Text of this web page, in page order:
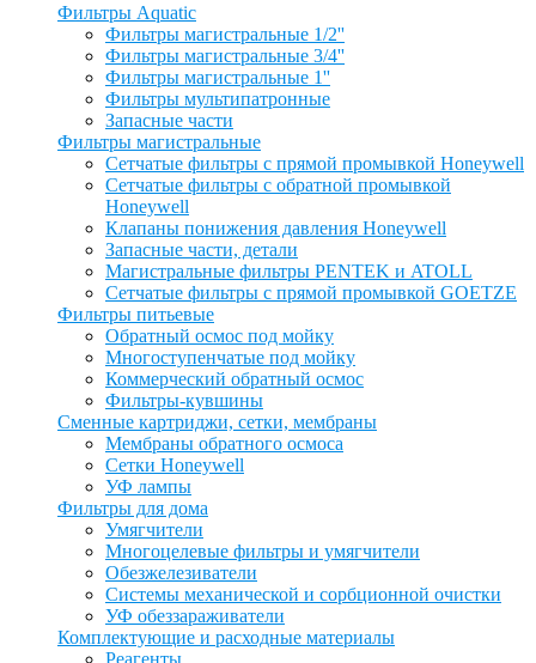
Фильтры Aquatic
Фильтры магистральные 1/2''
Фильтры магистральные 3/4''
Фильтры магистральные 1''
Фильтры мультипатронные
Запасные части
Фильтры магистральные
Сетчатые фильтры с прямой промывкой Honeywell
Сетчатые фильтры с обратной промывкой
Honeywell
Клапаны понижения давления Honeywell
Запасные части, детали
Магистральные фильтры PENTEK и ATOLL
Сетчатые фильтры с прямой промывкой GOETZE
Фильтры питьевые
Обратный осмос под мойку
Многоступенчатые под мойку
Коммерческий обратный осмос
Фильтры-кувшины
Сменные картриджи, сетки, мембраны
Мембраны обратного осмоса
Сетки Honeywell
УФ лампы
Фильтры для дома
Умягчители
Многоцелевые фильтры и умягчители
Обезжелезиватели
Системы механической и сорбционной очистки
УФ обеззараживатели
Комплектующие и расходные материалы
Реагенты